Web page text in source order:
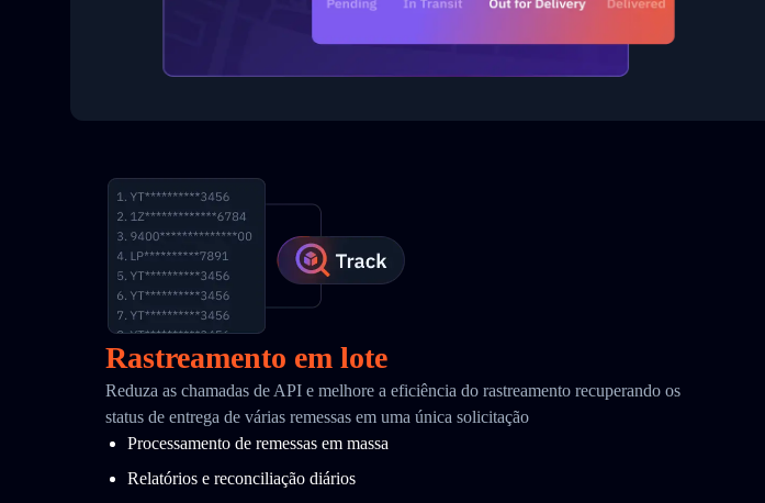
Rastreamento em lote
Reduza as chamadas de API e melhore a eficiência do rastreamento recuperando os
status de entrega de várias remessas em uma única solicitação
Processamento de remessas em massa
Relatórios e reconciliação diários